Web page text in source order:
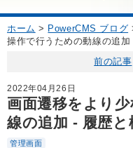
ホーム > PowerCMS ブログ
操作で行うための動線の追
前の記事
2022年04月26日
画面遷移をより
線の追加 - 履歴と
管理画面